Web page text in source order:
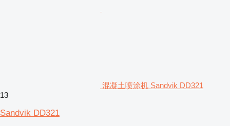
混凝土喷涂机 Sandvik DD321
13
Sandvik DD321